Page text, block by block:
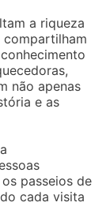
a riqueza
compartilham
não apenas
e as
passeios de
cada visita